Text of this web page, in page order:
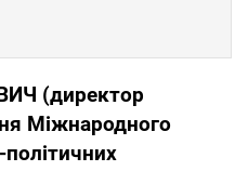
(директор
Міжнародного
політичних